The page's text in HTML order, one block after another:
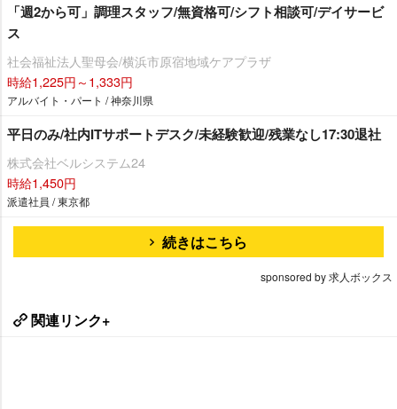
「週2から可」調理スタッフ/無資格可/シフト相談可/デイサービ
ス
社会福祉法人聖母会/横浜市原宿地域ケアプラザ
時給1,225円～1,333円
アルバイト・パート / 神奈川県
平日のみ/社内ITサポートデスク/未経験歓迎/残業なし17:30退社
株式会社ベルシステム24
時給1,450円
派遣社員 / 東京都
続きはこちら
sponsored by 求人ボックス
関連リンク+